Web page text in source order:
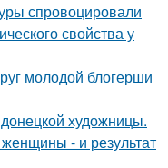
спровоцировали
свойства у
молодой блогерши
художницы.
- и результат